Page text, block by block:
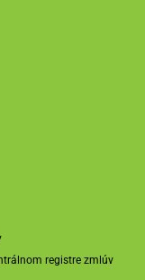
registre zmlúv